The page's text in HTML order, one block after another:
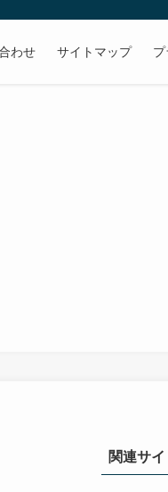
いきます。そして欅坂46を
わせ サイトマップ
関連サイ